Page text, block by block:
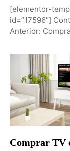
[elementor-
id=”17596″]
Anterior:
Conteúdo:
Comprar TV